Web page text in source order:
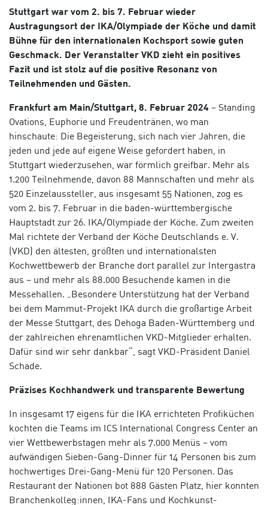
Stuttgart war vom 2. bis 7. Februar wieder
Austragungsort der IKA/Olympiade der Köche und damit
Bühne für den internationalen Kochsport sowie guten
Geschmack. Der Veranstalter VKD zieht ein positives
Fazit und ist stolz auf die positive Resonanz von
Teilnehmenden und Gästen.
Frankfurt am Main/Stuttgart, 8. Februar 2024 – Standing
Ovations, Euphorie und Freudentränen, wo man
hinschaute: Die Begeisterung, sich nach vier Jahren, die
jeden und jede auf eigene Weise gefordert haben, in
Stuttgart wiederzusehen, war förmlich greifbar. Mehr als
1.200 Teilnehmende, davon 88 Mannschaften und mehr als
520 Einzelaussteller, aus insgesamt 55 Nationen , zog es
vom 2. bis 7. Februar in die baden-württembergische
Hauptstadt zur 26. IKA/Olympiade der Köche. Zum zweiten
Mal richtete der Verband der Köche Deutschlands e. V.
(VKD) den ältesten, größten und internationalsten
Kochwettbewerb der Branche dort parallel zur Intergastra
aus – und mehr als 88.000 Besuchende kamen in die
Messehallen. „Besondere Unterstützung hat der Verband
bei dem Mammut-Projekt IKA durch die großartige Arbeit
der Messe Stuttgart, des Dehoga Baden-Württemberg und
der zahlreichen ehrenamtlichen VKD-Mitglieder erhalten.
Dafür sind wir sehr dankbar“, sagt VKD-Präsident Daniel
Schade.
Präzises Kochhandwerk und transparente Bewertung
In insgesamt 17 eigens für die IKA errichteten Profiküchen
kochten die Teams im ICS International Congress Center an
vier Wettbewerbstagen mehr als 7.000 Menüs – vom
aufwändigen Sieben-Gang-Dinner für 14 Personen bis zum
hochwertiges Drei-Gang-Menü für 120 Personen. Das
Restaurant der Nationen bot 888 Gästen Platz, hier konnten
Branchenkolleg:innen, IKA-Fans und Kochkunst-